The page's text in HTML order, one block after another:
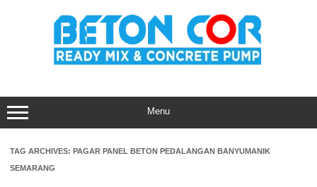
Menu
TAG ARCHIVES: PAGAR PANEL BETON PEDALANGAN BANYUMANIK
SEMARANG